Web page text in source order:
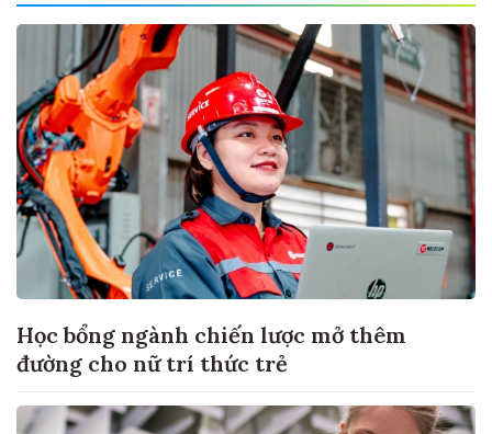
Học bổng ngành chiến lược mở thêm
đường cho nữ trí thức trẻ